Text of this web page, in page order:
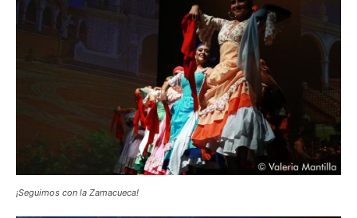
¡Seguimos con la Zamacueca!